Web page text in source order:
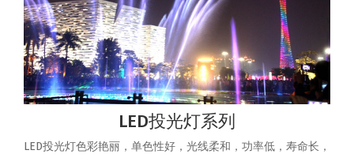
LED投光灯系列
LED投光灯色彩艳丽，单色性好，光线柔和，功率低，寿命长，